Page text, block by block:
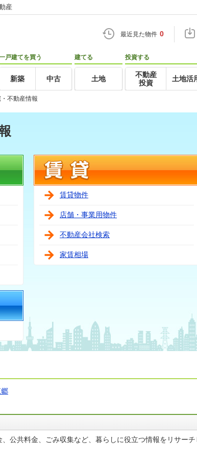
産
最近見た物件 0
戸建てを買う
新築 中古
建てる
土地
投資する
不動産
投資
土地活
不動産情報
賃貸物件
店舗・事業用物件
不動産会社検索
家賃相場
公共料金、ごみ収集など、暮らしに役立つ情報をリサーチ